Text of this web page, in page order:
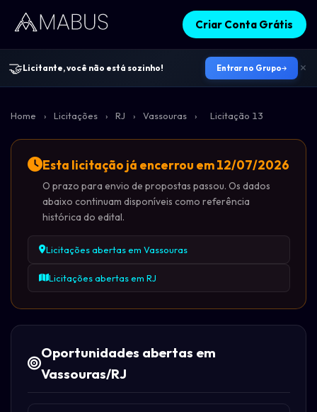
Criar Conta Grátis
🤝Licitante, você não está sozinho! Entrar no Grupo
Home › Licitações › RJ › Vassouras › Licitação 13
Esta licitação já encerrou em 12/07/2026
O prazo para envio de propostas passou. Os dados
abaixo continuam disponíveis como referência
histórica do edital.
Licitações abertas em Vassouras
Licitações abertas em RJ
Oportunidades abertas em
Vassouras/RJ